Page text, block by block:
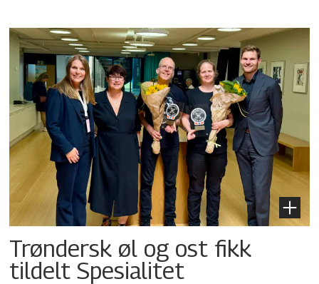
Trøndersk øl og ost fikk
tildelt Spesialitet